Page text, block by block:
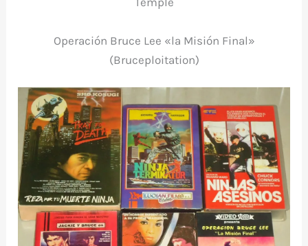
Operación Bruce Lee «la Misión Final»
(Bruceploitation)